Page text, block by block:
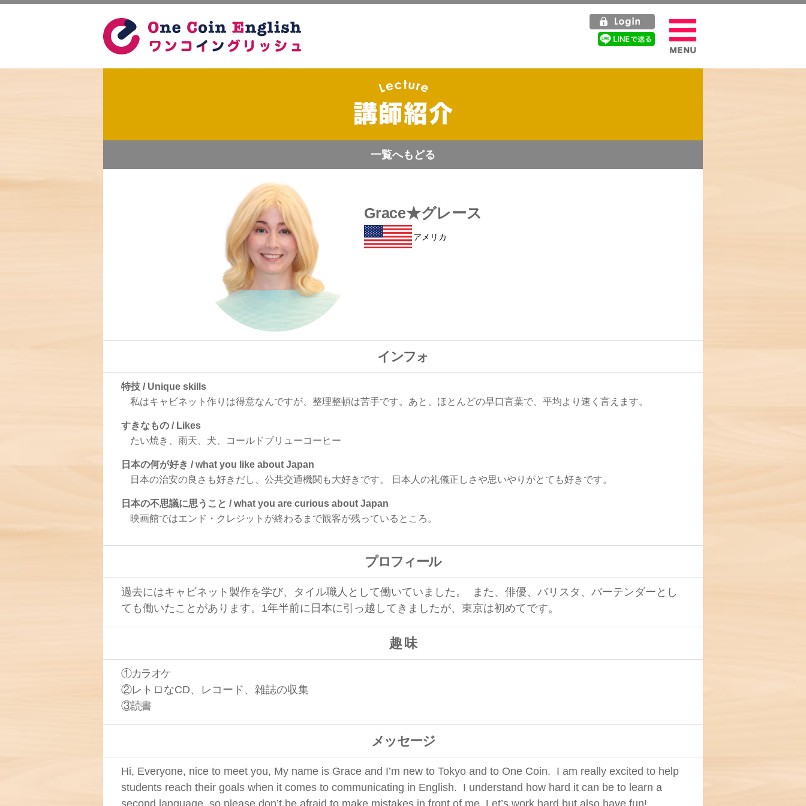
一覧へもどる
Grace★グレース
アメリカ
インフォ
特技 / Unique skills
私はキャビネット作りは得意なんですが、整理整頓は苦手です。あと、ほとんどの早口言葉で、平均より速く言えます。
すきなもの / Likes
たい焼き、雨天、犬、コールドブリューコーヒー
日本の何が好き / what you like about Japan
日本の治安の良さも好きだし、公共交通機関も大好きです。 日本人の礼儀正しさや思いやりがとても好きです。
日本の不思議に思うこと / what you are curious about Japan
映画館ではエンド・クレジットが終わるまで観客が残っているところ。
プロフィール
過去にはキャビネット製作を学び、タイル職人として働いていました。 また、俳優、バリスタ、バーテンダーとし
ても働いたことがあります。1年半前に日本に引っ越してきましたが、東京は初めてです。
趣 味
①カラオケ
②レトロなCD、レコード、雑誌の収集
③読書
メッセージ
Hi, Everyone, nice to meet you, My name is Grace and I’m new to Tokyo and to One Coin. I am really excited to help
students reach their goals when it comes to communicating in English. I understand how hard it can be to learn a
second language, so please don’t be afraid to make mistakes in front of me. Let’s work hard but also have fun!